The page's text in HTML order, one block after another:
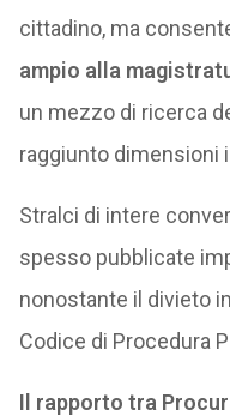
cittadino, ma
ampio alla
un mezzo di ricerca
raggiunto dimensioni
Stralci di intere
spesso pubblicate
nonostante il divieto
Codice di Procedura
Il rapporto tra